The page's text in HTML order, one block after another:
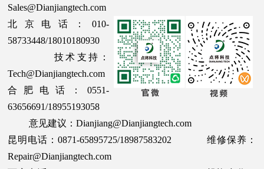
Sales@Dianjiangtech.com
北京电话：010-
58733448/18010180930
技术支持：
Tech@Dianjiangtech.com
合肥电话：0551-
63656691/18955193058
意见建议：Dianjiang@Dianjiangtech.com
昆明电话：0871-65895725/18987583202 维修保养：
Repair@Dianjiangtech.com